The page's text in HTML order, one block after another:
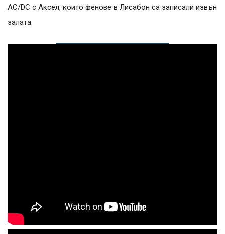
AC/DC с Аксел, които фенове в Лисабон са записали извън
залата.